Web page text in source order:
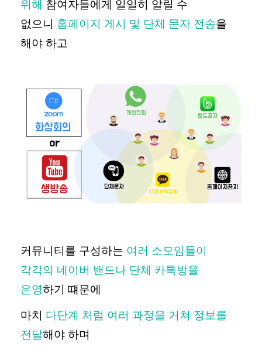
위해 참여자들에게 일일히 알릴 수
없으니 홈페이지 게시 및 단체 문자 전송을
해야 하고
커뮤니티를 구성하는 여러 소모임들이
각각의 네이버 밴드나 단체 카톡방을
운영하기 떄문에
마치 다단계 처럼 여러 과정을 거쳐 정보를
전달해야 하며